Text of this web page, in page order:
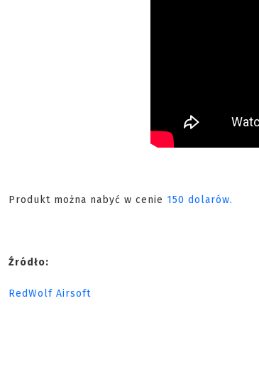
Produkt można nabyć w cenie 150 dolarów.
Źródło:
RedWolf Airsoft